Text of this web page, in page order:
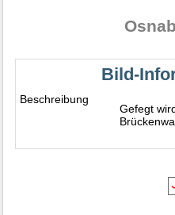
Bild-
Beschreibung
Gefegt